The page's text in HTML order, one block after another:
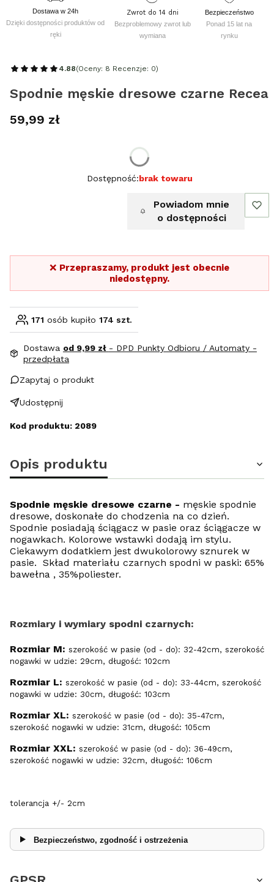
Dostawa w 24h
Dzięki dostępności produktów od
ręki
Zwrot do 14 dni
Bezproblemowy zwrot lub
wymiana
Bezpieczeństwo
Ponad 15 lat na
rynku
4.88(Oceny: 8 Recenzje: 0)
Spodnie męskie dresowe czarne Recea
Cena
59,99 zł
Dostępność:brak towaru
Powiadom mnie
o dostępności
❌ Przepraszamy, produkt jest obecnie
niedostępny.
171 osób kupiło 174 szt.
Dostawa od 9,99 zł - DPD Punkty Odbioru / Automaty -
przedpłata
Zapytaj o produkt
Udostępnij
Kod produktu: 2089
Opis produktu
Spodnie męskie dresowe czarne - męskie spodnie
dresowe, doskonałe do chodzenia na co dzień.
Spodnie posiadają ściągacz w pasie oraz ściągacze w
nogawkach. Kolorowe wstawki dodają im stylu.
Ciekawym dodatkiem jest dwukolorowy sznurek w
pasie. Skład materiału czarnych spodni w paski: 65%
bawełna , 35%poliester.
Rozmiary i wymiary spodni czarnych:
Rozmiar M: szerokość w pasie (od - do): 32-42cm, szerokość
nogawki w udzie: 29cm, długość: 102cm
Rozmiar L: szerokość w pasie (od - do): 33-44cm, szerokość
nogawki w udzie: 30cm, długość: 103cm
Rozmiar XL: szerokość w pasie (od - do): 35-47cm,
szerokość nogawki w udzie: 31cm, długość: 105cm
Rozmiar XXL: szerokość w pasie (od - do): 36-49cm,
szerokość nogawki w udzie: 32cm, długość: 106cm
tolerancja +/- 2cm
Bezpieczeństwo, zgodność i ostrzeżenia